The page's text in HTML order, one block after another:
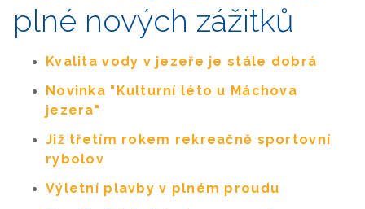
plné nových zážitků
Kvalita vody v jezeře je stále dobrá
Novinka "Kulturní léto u Máchova
jezera"
Již třetím rokem rekreačně sportovní
rybolov
Výletní plavby v plném proudu